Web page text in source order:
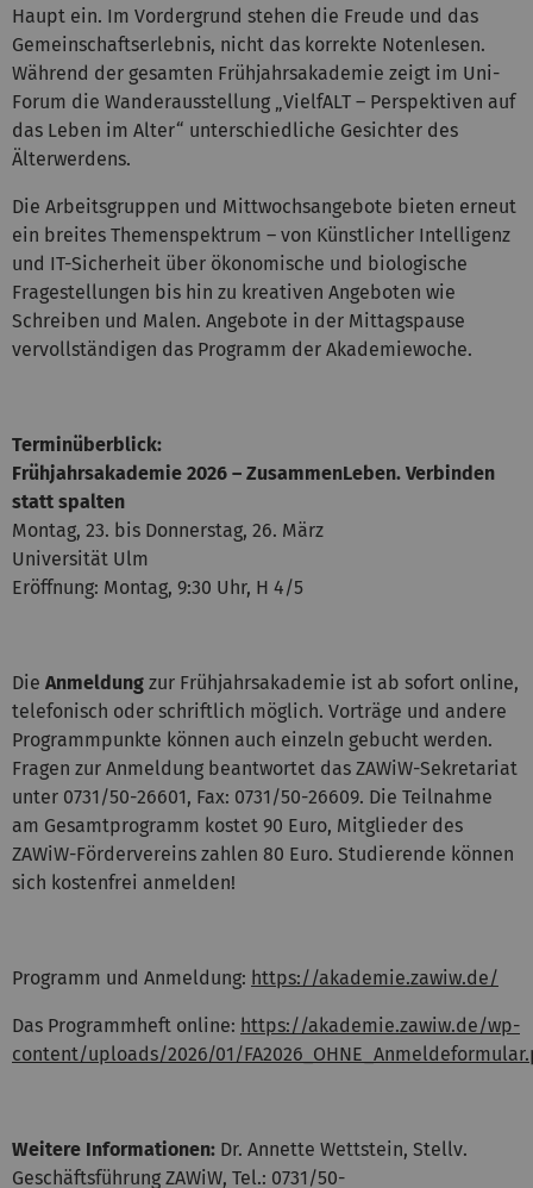
Haupt ein. Im Vordergrund stehen die Freude und das
Gemeinschaftserlebnis, nicht das korrekte Notenlesen.
Während der gesamten Frühjahrsakademie zeigt im Uni-
Forum die Wanderausstellung „VielfALT – Perspektiven auf
das Leben im Alter“ unterschiedliche Gesichter des
Älterwerdens.
Die Arbeitsgruppen und Mittwochsangebote bieten erneut
ein breites Themenspektrum – von Künstlicher Intelligenz
und IT-Sicherheit über ökonomische und biologische
Fragestellungen bis hin zu kreativen Angeboten wie
Schreiben und Malen. Angebote in der Mittagspause
vervollständigen das Programm der Akademiewoche.
Terminüberblick:
Frühjahrsakademie 2026 – ZusammenLeben. Verbinden
statt spalten
Montag, 23. bis Donnerstag, 26. März
Universität Ulm
Eröffnung: Montag, 9:30 Uhr, H 4/5
Die Anmeldung zur Frühjahrsakademie ist ab sofort online,
telefonisch oder schriftlich möglich. Vorträge und andere
Programmpunkte können auch einzeln gebucht werden.
Fragen zur Anmeldung beantwortet das ZAWiW-Sekretariat
unter 0731/50-26601, Fax: 0731/50-26609. Die Teilnahme
am Gesamtprogramm kostet 90 Euro, Mitglieder des
ZAWiW-Fördervereins zahlen 80 Euro. Studierende können
sich kostenfrei anmelden!
Programm und Anmeldung: https://akademie.zawiw.de/
Das Programmheft online: https://akademie.zawiw.de/wp-
content/uploads/2026/01/
Weitere Informationen: Dr. Annette Wettstein, Stellv.
Geschäftsführung ZAWiW, Tel.: 0731/50-